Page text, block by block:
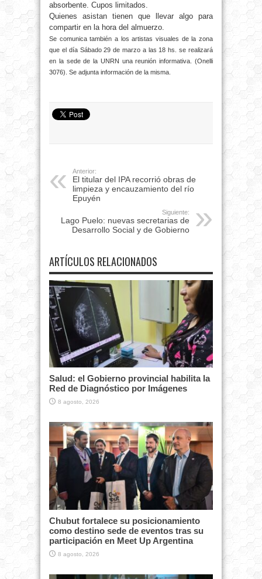
absorbente. Cupos limitados.
Quienes asistan tienen que llevar algo para
compartir en la hora del almuerzo.
Se comunica también a los artistas visuales de la zona
que el día Sábado 29 de marzo a las 18 hs. se realizará
en la sede de la UNRN una reunión informativa. (Onelli
3076). Se adjunta información de la misma.
Anterior:
El titular del IPA recorrió obras de
limpieza y encauzamiento del río
Epuyén
Siguiente:
Lago Puelo: nuevas secretarias de
Desarrollo Social y de Gobierno
ARTÍCULOS RELACIONADOS
Salud: el Gobierno provincial habilita la
Red de Diagnóstico por Imágenes
8 agosto, 2026
Chubut fortalece su posicionamiento
como destino sede de eventos tras su
participación en Meet Up Argentina
8 agosto, 2026